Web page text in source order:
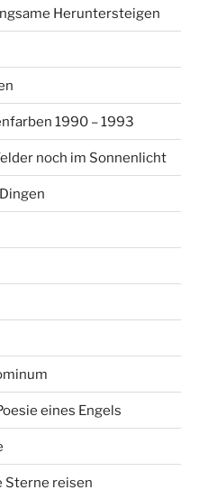
Heruntersteigen
1990 – 1993
noch im Sonnenlicht
eines Engels
Sterne reisen